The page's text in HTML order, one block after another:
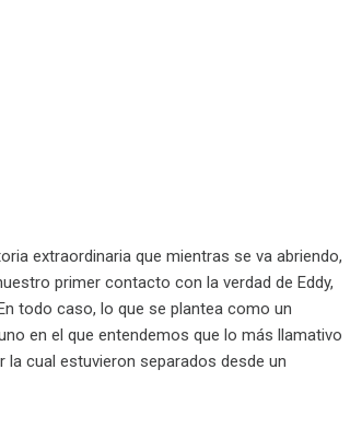
extraordinaria que mientras se va abriendo,
primer contacto con la verdad de Eddy,
todo caso, lo que se plantea como un
en el que entendemos que lo más llamativo
cual estuvieron separados desde un